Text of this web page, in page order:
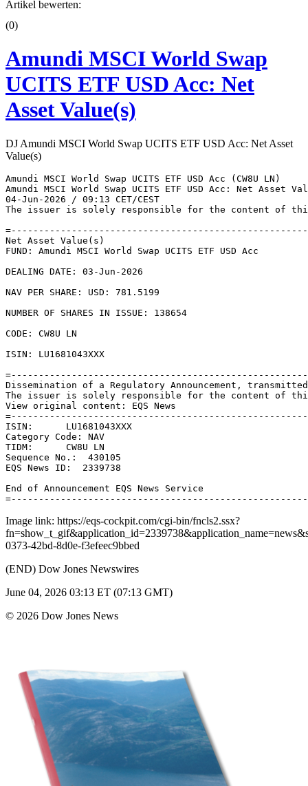
Artikel bewerten:
(0)
Amundi MSCI World Swap
UCITS ETF USD Acc: Net
Asset Value(s)
DJ Amundi MSCI World Swap UCITS ETF USD Acc: Net Asset
Value(s)
Amundi MSCI World Swap UCITS ETF USD Acc (CW8U LN)
Amundi MSCI World Swap UCITS ETF USD Acc: Net Asset
04-Jun-2026 / 09:13 CET/CEST
The issuer is solely responsible for the content of
Net Asset Value(s)
FUND: Amundi MSCI World Swap UCITS ETF USD Acc
DEALING DATE: 03-Jun-2026
NAV PER SHARE: USD: 781.5199
NUMBER OF SHARES IN ISSUE: 138654
CODE: CW8U LN
ISIN: LU1681043XXX
Dissemination of a Regulatory Announcement,
The issuer is solely responsible for the content of
View original content: EQS News
ISIN:      LU1681043XXX
Category Code: NAV
TIDM:      CW8U LN
Sequence No.:  430105
EQS News ID:  2339738
End of Announcement EQS News Service
Image link: https://eqs-cockpit.com/cgi-bin/fncls2.ssx?
0373-42bd-8d0e-f3efeec9bbed
(END) Dow Jones Newswires
June 04, 2026 03:13 ET (07:13 GMT)
© 2026 Dow Jones News